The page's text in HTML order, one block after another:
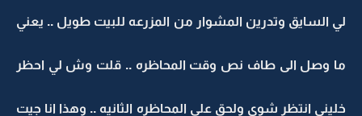
لي السايق وتدرين المشوار من المزرعه للبيت طويل .. يعني
ما وصل الى طاف نص وقت المحاظره .. قلت وش لي احظر
خليني انتظر شوي ولحق على المحاظره الثانيه .. وهذا انا جيت